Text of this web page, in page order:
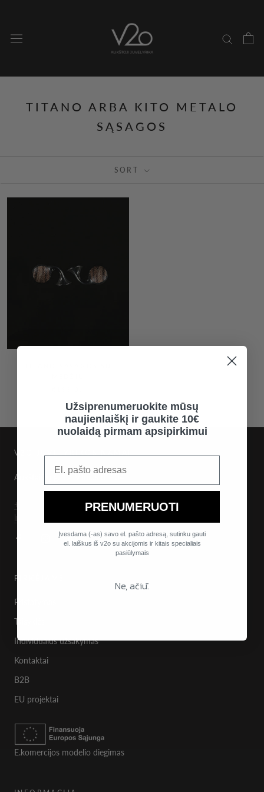
content
TITANO ARBA KITO METALO
SĄSAGOS
SORT
V2O JUVELYRIKOS NAMAI
Aukštaičių g. 12, Vilnius 01134
+370 672 62300
info@v2o.lt
PIRKĖJAMS
Pristatymas
Taisyklės
Individualus užsakymas
Kontaktai
B2B
EU projektai
E.komercijos modelio diegimas
Užsiprenumeruokite mūsų
naujienlaiškį ir gaukite 10€
nuolaidą pirmam apsipirkimui
PRENUMERUOTI
Įvesdama (-as) savo el. pašto adresą, sutinku gauti
el. laiškus iš v2o su akcijomis ir kitais specialiais
pasiūlymais
Ne, ačiū.